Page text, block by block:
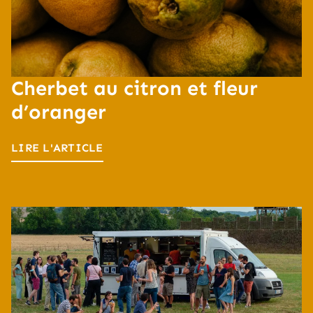
Cherbet au citron et fleur
d’oranger
LIRE L'ARTICLE